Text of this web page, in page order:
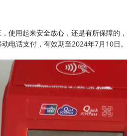
使用起来安全放心，还是有所保障的
电话支付，有效期至2024年7月10日。